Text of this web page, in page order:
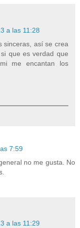
a las 11:28
sinceras, así se crea
que es verdad que
me encantan los
7:59
no me gusta. No
a las 11:29